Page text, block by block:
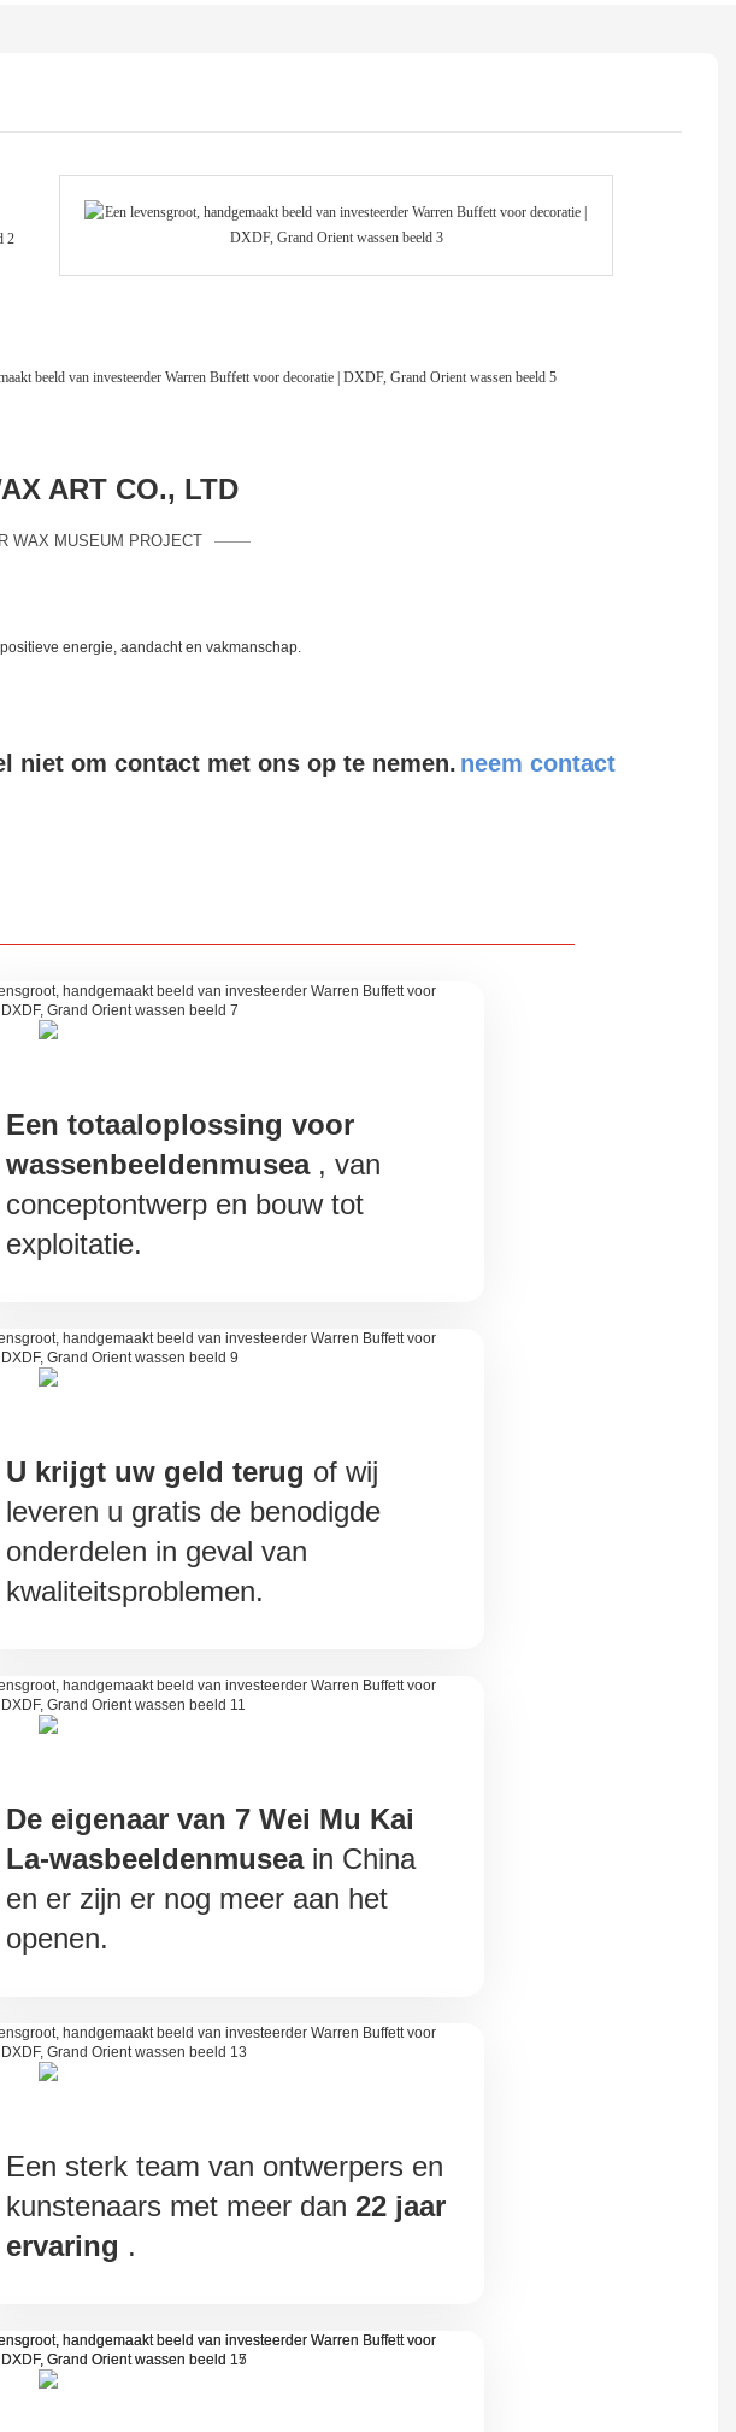
ART CO., LTD
WAX MUSEUM PROJECT
energie, aandacht en vakmanschap.
niet om contact met ons op te nemen. neem contact
Een totaaloplossing voor
wassenbeeldenmusea, van
conceptontwerp en bouw tot
exploitatie.
U krijgt uw geld terug of wij
leveren u gratis de benodigde
onderdelen in geval van
kwaliteitsproblemen.
De eigenaar van 7 Wei Mu Kai
La-wasbeeldenmuseain China
en er zijn er nog meer aan het
openen.
Een sterk team van ontwerpers en
kunstenaars met meer dan 22 jaar
ervaring .